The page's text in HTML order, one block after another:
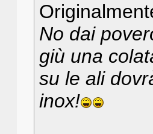
No dai
giù una
su le ali
inox!